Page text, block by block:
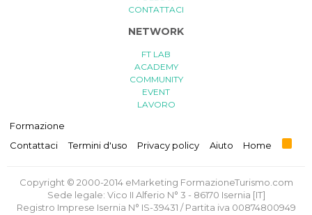
CONTATTACI
NETWORK
FT LAB
ACADEMY
COMMUNITY
EVENT
LAVORO
Formazione
Contattaci
Termini d'uso Privacy policy Aiuto Home
R
S
Copyright © 2000-2014 eMarketing FormazioneTurismo.com
Sede legale: Vico II Alferio N° 3 - 86170 Isernia [IT]
Registro Imprese Isernia N° IS-39431 / Partita iva 00874800949